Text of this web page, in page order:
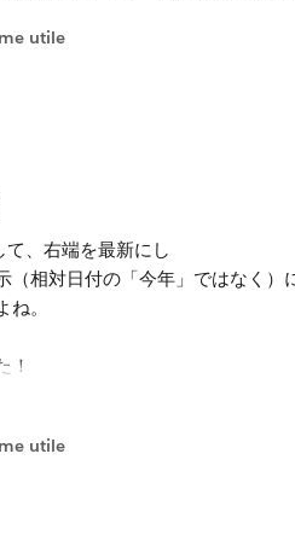
utile
、右端を最新にし
（相対日付の「今年」ではなく
。
！
utile